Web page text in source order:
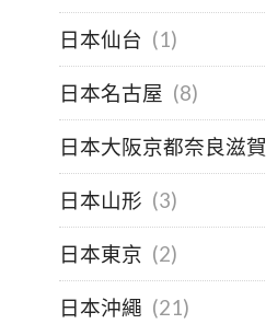
日本仙台 (1)
日本名古屋 (8)
日本大阪京都奈良滋賀
日本山形 (3)
日本東京 (2)
日本沖繩 (21)